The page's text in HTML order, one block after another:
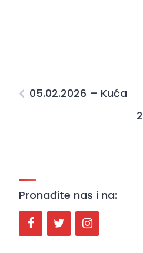
05.02.2026 – Kuća
Pronađite nas i na: